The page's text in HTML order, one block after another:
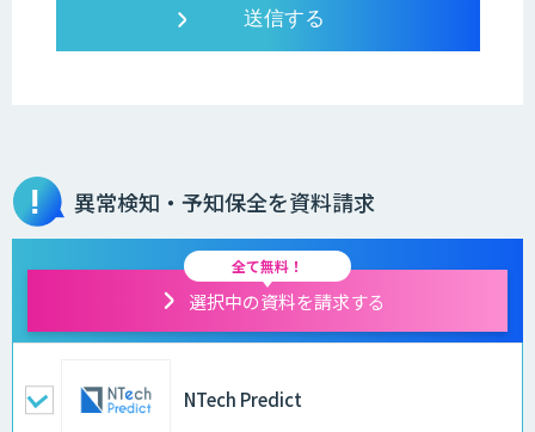
異常検知・予知保全を資料請求
全て無料！
選択中の資料を請求する
NTech Predict